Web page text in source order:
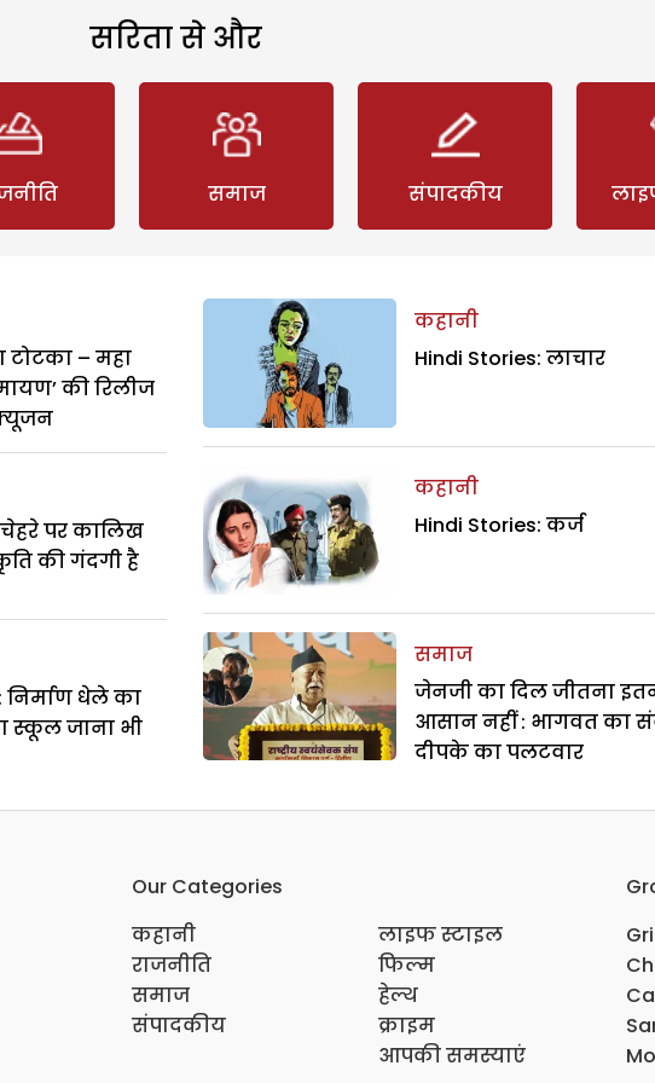
सरिता से और
समाज संपादकीय
टोटका – महा
की रिलीज
पर कालिख
की गंदगी है
निर्माण धेले का
स्कूल जाना भी
कहानी
Hindi Stories: लाचार
कहानी
Hindi Stories: कर्ज
समाज
जेनजी का दिल जीतना
आसान नहीं : भागवत का
दीपके का पलटवार
Our Categories
कहानी
राजनीति
समाज
संपादकीय
लाइफ स्टाइल
फिल्म
हेल्थ
क्राइम
आपकी समस्याएं